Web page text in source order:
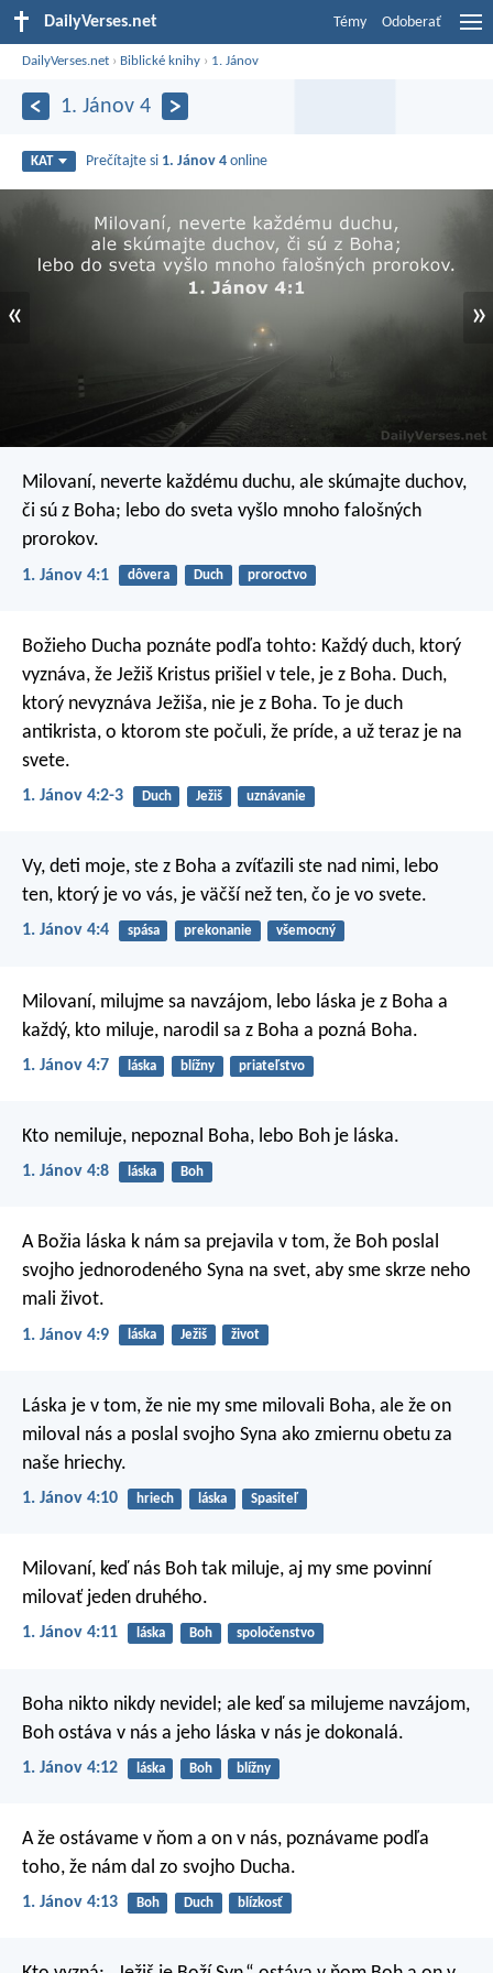
DailyVerses.net Témy Odoberať
DailyVerses.net › Biblické knihy › 1. Jánov
1. Jánov 4
KAT Prečítajte si 1. Jánov 4 online
« »
Milovaní, neverte každému duchu, ale skúmajte duchov,
či sú z Boha; lebo do sveta vyšlo mnoho falošných
prorokov.
1. Jánov 4:1 dôvera Duch proroctvo
Božieho Ducha poznáte podľa tohto: Každý duch, ktorý
vyznáva, že Ježiš Kristus prišiel v tele, je z Boha. Duch,
ktorý nevyznáva Ježiša, nie je z Boha. To je duch
antikrista, o ktorom ste počuli, že príde, a už teraz je na
svete.
1. Jánov 4:2-3 Duch Ježiš uznávanie
Vy, deti moje, ste z Boha a zvíťazili ste nad nimi, lebo
ten, ktorý je vo vás, je väčší než ten, čo je vo svete.
1. Jánov 4:4 spása prekonanie všemocný
Milovaní, milujme sa navzájom, lebo láska je z Boha a
každý, kto miluje, narodil sa z Boha a pozná Boha.
1. Jánov 4:7 láska blížny priateľstvo
Kto nemiluje, nepoznal Boha, lebo Boh je láska.
1. Jánov 4:8 láska Boh
A Božia láska k nám sa prejavila v tom, že Boh poslal
svojho jednorodeného Syna na svet, aby sme skrze neho
mali život.
1. Jánov 4:9 láska Ježiš život
Láska je v tom, že nie my sme milovali Boha, ale že on
miloval nás a poslal svojho Syna ako zmiernu obetu za
naše hriechy.
1. Jánov 4:10 hriech láska Spasiteľ
Milovaní, keď nás Boh tak miluje, aj my sme povinní
milovať jeden druhého.
1. Jánov 4:11 láska Boh spoločenstvo
Boha nikto nikdy nevidel; ale keď sa milujeme navzájom,
Boh ostáva v nás a jeho láska v nás je dokonalá.
1. Jánov 4:12 láska Boh blížny
A že ostávame v ňom a on v nás, poznávame podľa
toho, že nám dal zo svojho Ducha.
1. Jánov 4:13 Boh Duch blízkosť